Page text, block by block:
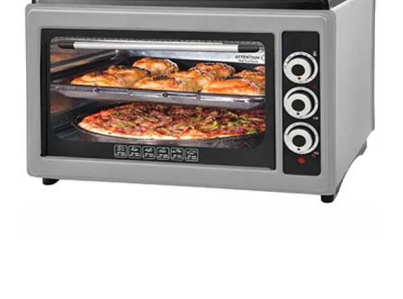
Рекламации и замена на производ
Сите производи
Услови за користење